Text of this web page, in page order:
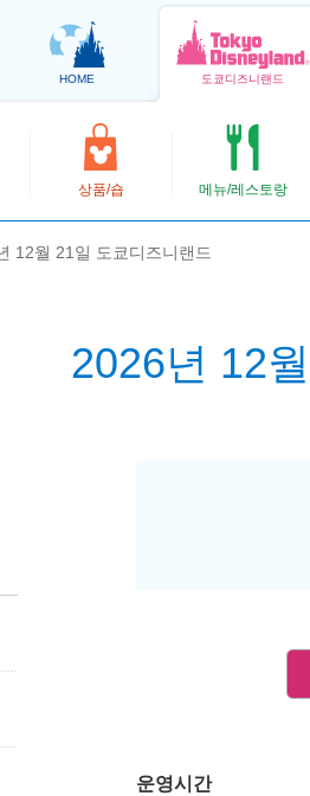
HOME 도쿄디즈니랜드
상품/숍 메뉴/레스토랑
12월 21일 도쿄디즈니랜드
2026년 12
운영시간